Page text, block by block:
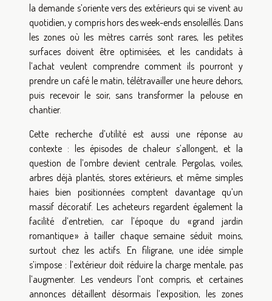
la demande s’oriente vers des extérieurs qui se vivent au
quotidien, y compris hors des week-ends ensoleillés. Dans
les zones où les mètres carrés sont rares, les petites
surfaces doivent être optimisées, et les candidats à
l’achat veulent comprendre comment ils pourront y
prendre un café le matin, télétravailler une heure dehors,
puis recevoir le soir, sans transformer la pelouse en
chantier.
Cette recherche d’utilité est aussi une réponse au
contexte : les épisodes de chaleur s’allongent, et la
question de l’ombre devient centrale. Pergolas, voiles,
arbres déjà plantés, stores extérieurs, et même simples
haies bien positionnées comptent davantage qu’un
massif décoratif. Les acheteurs regardent également la
facilité d’entretien, car l’époque du « grand jardin
romantique » à tailler chaque semaine séduit moins,
surtout chez les actifs. En filigrane, une idée simple
s’impose : l’extérieur doit réduire la charge mentale, pas
l’augmenter. Les vendeurs l’ont compris, et certaines
annonces détaillent désormais l’exposition, les zones